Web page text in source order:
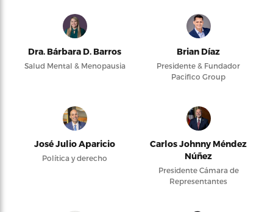
Dra. Bárbara D. Barros
Salud Mental & Menopausia
Brian Díaz
Presidente & Fundador
Pacifico Group
José Julio Aparicio
Política y derecho
Carlos Johnny Méndez
Núñez
Presidente Cámara de
Representantes